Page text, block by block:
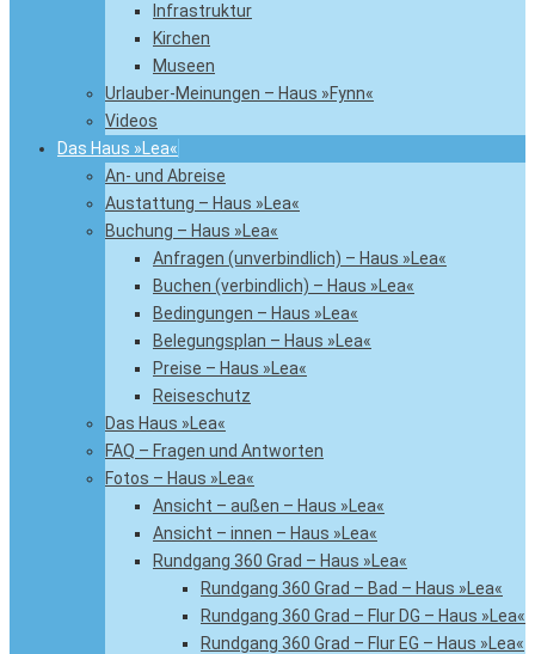
Infrastruktur
Kirchen
Museen
Urlauber-Meinungen – Haus »Fynn«
Videos
Das Haus »Lea«
An- und Abreise
Austattung – Haus »Lea«
Buchung – Haus »Lea«
Anfragen (unverbindlich) – Haus »Lea«
Buchen (verbindlich) – Haus »Lea«
Bedingungen – Haus »Lea«
Belegungsplan – Haus »Lea«
Preise – Haus »Lea«
Reiseschutz
Das Haus »Lea«
FAQ – Fragen und Antworten
Fotos – Haus »Lea«
Ansicht – außen – Haus »Lea«
Ansicht – innen – Haus »Lea«
Rundgang 360 Grad – Haus »Lea«
Rundgang 360 Grad – Bad – Haus »Lea«
Rundgang 360 Grad – Flur DG – Haus »Lea«
Rundgang 360 Grad – Flur EG – Haus »Lea«